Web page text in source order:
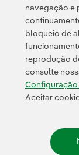
Contato
Transparência no
navegação e
bloqueio de
reprodução
consulte
Aceitar